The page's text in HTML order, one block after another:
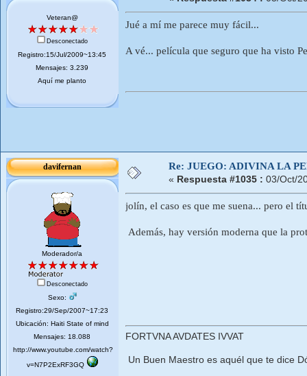
Veteran@
Desconectado
Registro:15/Jul/2009~13:45
Mensajes: 3.239
Aquí me planto
Jué a mí me parece muy fácil...
A vé... película que seguro que ha visto
davifernan
Moderador/a
Desconectado
Sexo:
Registro:29/Sep/2007~17:23
Ubicación: Haiti State of mind
Mensajes: 18.088
http://www.youtube.com/watch?
v=N7P2ExRF3GQ
Re: JUEGO: ADIVINA LA
« Respuesta #1035 : 03/Oct/
jolín, el caso es que me suena... pero el
Además, hay versión moderna que la
FORTVNA AVDATES IVVAT
Un Buen Maestro es aquél que te dice